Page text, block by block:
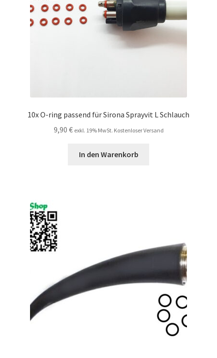
10x O-ring passend für Sirona Sprayvit L Schlauch
9,90 € exkl. 19% MwSt. Kostenloser Versand
In den Warenkorb